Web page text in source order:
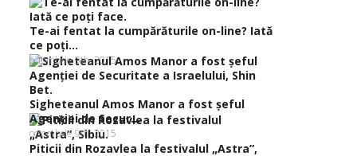
Te-ai fentat la cumpărăturile on-line? Iată
ce poţi...
octombrie 9th, 2015
Sigheteanul Amos Manor a fost şeful
Agenţiei de Secur...
octombrie 9th, 2015
Piticii din Rozavlea la festivalul „Astra”,